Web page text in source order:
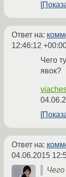
Ответ на:
12:46:12
Чего
явок?
Ответ на:
04.06.2015